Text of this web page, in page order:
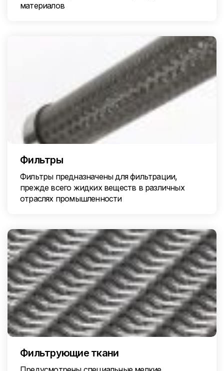
материалов
Фильтры
Фильтры предназначены для фильтрации,
прежде всего жидких веществ в различных
отраслях промышленности
Фильтрующие ткани